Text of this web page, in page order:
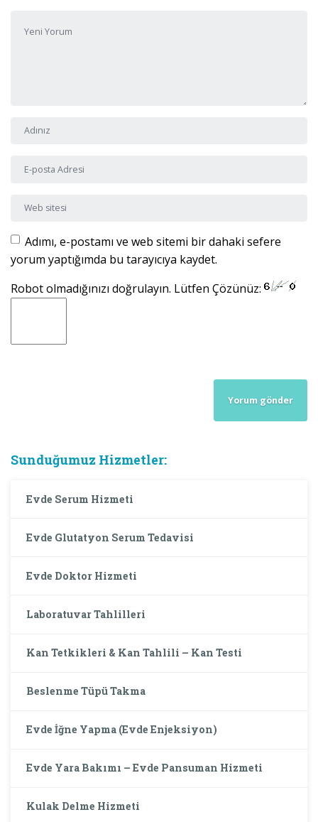
Adı ve Soyadı
E-posta Adresi
Web sitesi
Adımı, e-postamı ve web sitemi bir dahaki sefere
yorum yaptığımda bu tarayıcıya kaydet.
Robot olmadığınızı doğrulayın. Lütfen Çözünüz:
Sunduğumuz Hizmetler:
Evde Serum Hizmeti
Evde Glutatyon Serum Tedavisi
Evde Doktor Hizmeti
Laboratuvar Tahlilleri
Kan Tetkikleri & Kan Tahlili – Kan Testi
Beslenme Tüpü Takma
Evde İğne Yapma (Evde Enjeksiyon)
Evde Yara Bakımı – Evde Pansuman Hizmeti
Kulak Delme Hizmeti